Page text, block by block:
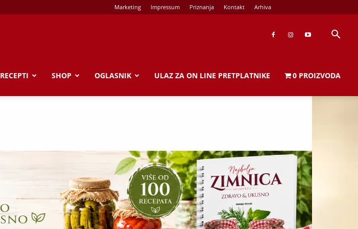
Marketing Impressum Priznanja Kontakt Arhiva
RECEPTI SHOP OGLASNIK ULAZ ZA ON LINE PRETPLATNIKE 0 PROIZVODA